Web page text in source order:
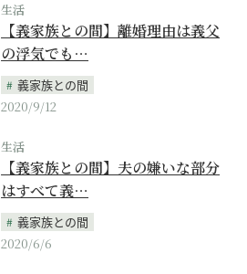
生活
【義家族との間】離婚理由は義父
の浮気でも…
義家族との間
2020/9/12
生活
【義家族との間】夫の嫌いな部分
はすべて義…
義家族との間
2020/6/6